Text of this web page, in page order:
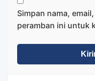
Simpan nama,
peramban ini untuk